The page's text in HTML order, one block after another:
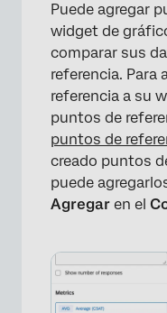
Puede agregar
widget de
comparar sus
referencia. Para
referencia a su
puntos de
puntos de
creado puntos
puede
Agregar en el